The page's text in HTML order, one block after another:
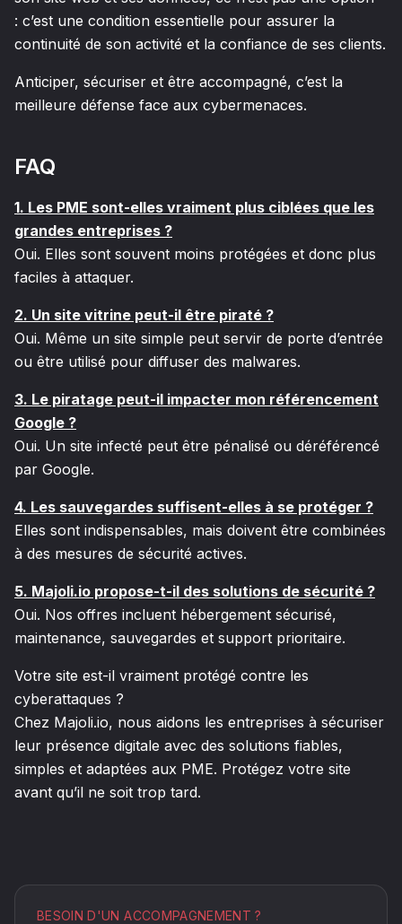
: c’est une condition essentielle pour assurer la
continuité de son activité et la confiance de ses clients.
Anticiper, sécuriser et être accompagné, c’est la
meilleure défense face aux cybermenaces.
FAQ
1. Les PME sont-elles vraiment plus ciblées que les
grandes entreprises ?
Oui. Elles sont souvent moins protégées et donc plus
faciles à attaquer.
2. Un site vitrine peut-il être piraté ?
Oui. Même un site simple peut servir de porte d’entrée
ou être utilisé pour diffuser des malwares.
3. Le piratage peut-il impacter mon référencement
Google ?
Oui. Un site infecté peut être pénalisé ou déréférencé
par Google.
4. Les sauvegardes suffisent-elles à se protéger ?
Elles sont indispensables, mais doivent être combinées
à des mesures de sécurité actives.
5. Majoli.io propose-t-il des solutions de sécurité ?
Oui. Nos offres incluent hébergement sécurisé,
maintenance, sauvegardes et support prioritaire.
Votre site est-il vraiment protégé contre les
cyberattaques ?
Chez Majoli.io, nous aidons les entreprises à sécuriser
leur présence digitale avec des solutions fiables,
simples et adaptées aux PME. Protégez votre site
avant qu’il ne soit trop tard.
BESOIN D'UN ACCOMPAGNEMENT ?